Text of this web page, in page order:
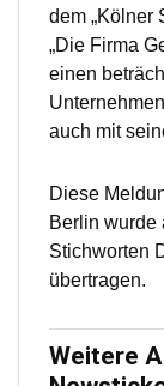
dem „Kölner
„Die Firma
einen
auch mit
Diese
Berlin wurde
Stichworten
übertragen.
Weitere